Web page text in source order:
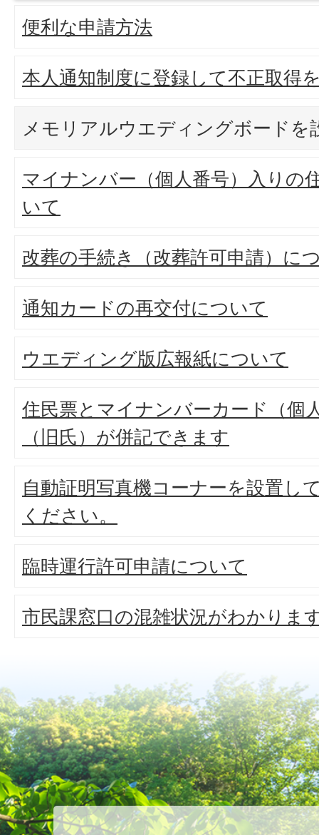
便利な申請方法
本人通知制度に登録して不正取得
メモリアルウエディングボードを
マイナンバー（個人番号）入りの
いて
改葬の手続き（改葬許可申請）に
通知カードの再交付について
ウエディング版広報紙について
住民票とマイナンバーカード（個
（旧氏）が併記できます
自動証明写真機コーナーを設置し
ください。
臨時運行許可申請について
市民課窓口の混雑状況がわかりま